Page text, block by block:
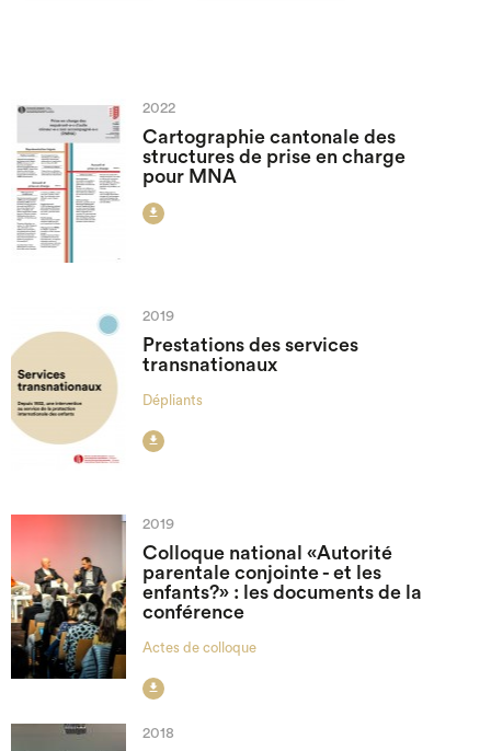
2022
Cartographie cantonale des
structures de prise en charge
pour MNA

2019
Prestations des services
transnationaux
Dépliants

2019
Colloque national «Autorité
parentale conjointe - et les
enfants?» : les documents de la
conférence
Actes de colloque

2018